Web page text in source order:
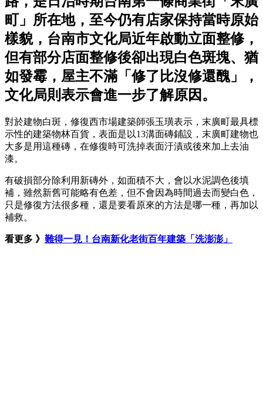
町」所在地，至今仍有店家保持當時原始
樣貌，台南市文化局近年啟動立面整修，
但有部分店面整修後卻出現白色斑塊、猶
如發霉，屋主不滿「修了比沒修還醜」，
文化局則表示會進一步了解原因。
對於建物白斑，修復西市場建築師張玉璜表示，末廣町最具標
示性的建築物林百貨，表面是以13溝面磚鋪設，末廣町建物也
大多是用這種磚，在修復時可洗掉表面汙漬或後來加上去油
漆。
有破損部分除利用新磚外，如面積不大，會以水泥調色後填
補，雖然新舊可能略有色差，但不會因為時間過去而變白色，
只是修復方法很多種，還是要看原來的方法是哪一種，再加以
補救。
看更多 》 難得一見！台南新化老街百年建築「洗澎澎」